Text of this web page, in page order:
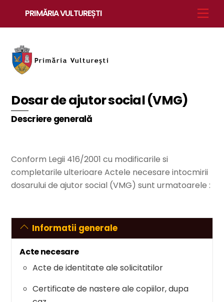
PRIMĂRIA VULTUREȘTI
Dosar de ajutor social (VMG)
Descriere generală
Conform Legii 416/2001 cu modificarile si
completarile ulterioare Actele necesare intocmirii
dosarului de ajutor social (VMG) sunt urmatoarele :
Informatii generale
Acte necesare
Acte de identitate ale solicitatilor
Certificate de nastere ale copiilor, dupa